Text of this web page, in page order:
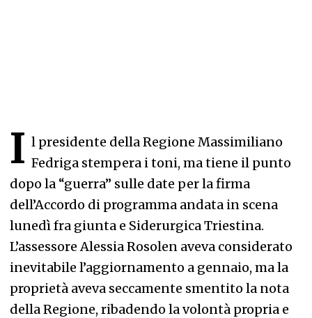
I l presidente della Regione Massimiliano
Fedriga stempera i toni, ma tiene il punto
dopo la “guerra” sulle date per la firma
dell’Accordo di programma andata in scena
lunedì fra giunta e Siderurgica Triestina.
L’assessore Alessia Rosolen aveva considerato
inevitabile l’aggiornamento a gennaio, ma la
proprietà aveva seccamente smentito la nota
della Regione, ribadendo la volontà propria e